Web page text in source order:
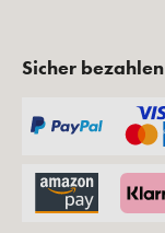
Sicher bezahlen